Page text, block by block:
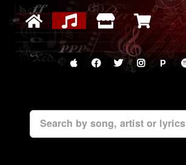
P
Search by song, artist or lyrics